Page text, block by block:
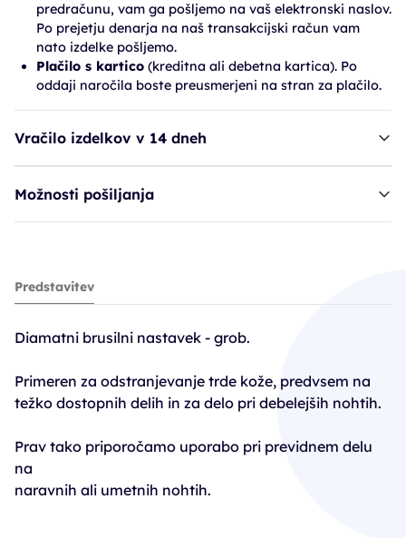
predračunu, vam ga pošljemo na vaš elektronski naslov.
Po prejetju denarja na naš transakcijski račun vam
nato izdelke pošljemo.
Plačilo s kartico (kreditna ali debetna kartica). Po
oddaji naročila boste preusmerjeni na stran za plačilo.
Vračilo izdelkov v 14 dneh
Možnosti pošiljanja
Ruck nastavek, 6854-050 vel. 050
22,90€
Predstavitev
Diamatni brusilni nastavek - grob.
Primeren za odstranjevanje trde kože, predvsem na
težko dostopnih delih in za delo pri debelejših nohtih.
Prav tako priporočamo uporabo pri previdnem delu
na
naravnih ali umetnih nohtih.